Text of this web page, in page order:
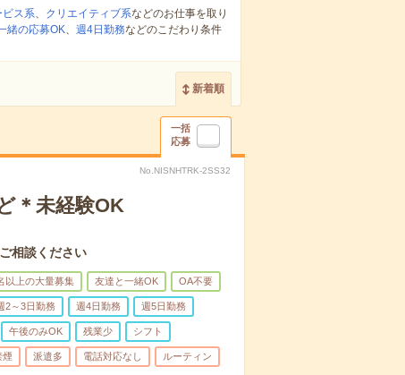
ス系、 クリエイティブ系などのお仕事を取り
緒の応募OK、 週4日勤務などのこだわり条件
新着順
一括
応募
No.NISNHTRK-2SS32
＊未経験OK
相談ください
以上の大量募集 友達と一緒OK OA不要
2～3日勤務 週4日勤務 週5日勤務
午後のみOK 残業少 シフト
煙 派遣多 電話対応なし ルーティン